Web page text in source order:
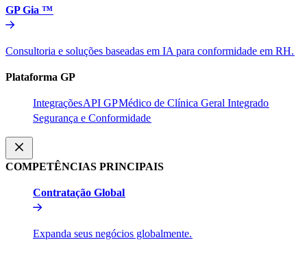
GP Gia ™​​
Consultoria e soluções baseadas em IA para conformidade em RH.​​
Plataforma GP​​
Integrações​​API GP​​Médico de Clínica Geral Integrado​​
Segurança e Conformidade​​
COMPETÊNCIAS PRINCIPAIS​​
Contratação Global​​
Expanda seus negócios globalmente.​​